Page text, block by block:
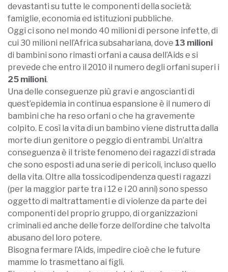
devastanti su tutte le componenti della società:
famiglie, economia ed istituzioni pubbliche.
Oggi ci sono nel mondo 40 milioni di persone infette, di
cui 30 milioni nell’Africa subsahariana, dove 13 milioni
di bambini sono rimasti orfani a causa dell’Aids e si
prevede che entro il 2010 il numero degli orfani superi i
25 milioni.
Una delle conseguenze più gravi e angoscianti di
quest’epidemia in continua espansione è il numero di
bambini che ha reso orfani o che ha gravemente
colpito. E così la vita di un bambino viene distrutta dalla
morte di un genitore o peggio di entrambi. Un’altra
conseguenza è il triste fenomeno dei ragazzi di strada
che sono esposti ad una serie di pericoli, incluso quello
della vita. Oltre alla tossicodipendenza questi ragazzi
(per la maggior parte tra i 12 e i 20 anni) sono spesso
oggetto di maltrattamenti e di violenze da parte dei
componenti del proprio gruppo, di organizzazioni
criminali ed anche delle forze dell’ordine che talvolta
abusano del loro potere.
Bisogna fermare l’Aids, impedire cioè che le future
mamme lo trasmettano ai figli.